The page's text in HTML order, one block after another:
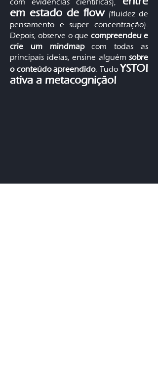
em estado de flow (fluidez de
pensamento e super concentração).
Depois, observe o que compreendeu e
crie um mindmapcom todas as
principais ideias, ensine alguém sobre
o conteúdo apreendido. Tudo YSTO!
ativa a metacognição!